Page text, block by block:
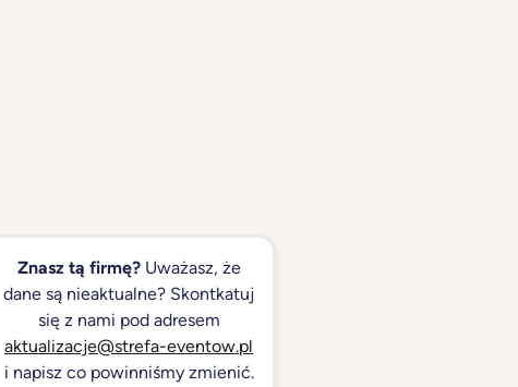
Znasz tą firmę?Uważasz, że
dane są nieaktualne? Skontkatuj
się z nami pod adresem
aktualizacje@strefa-eventow.pl
i napisz co powinniśmy zmienić.